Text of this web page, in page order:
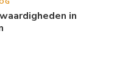
in